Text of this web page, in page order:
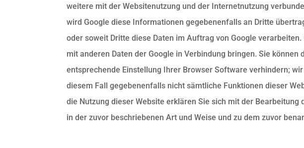
weitere mit der Websitenutzung und der Internetnutzung
wird Google diese Informationen gegebenenfalls an Dritte
oder soweit Dritte diese Daten im Auftrag von Google
mit anderen Daten der Google in Verbindung bringen. Sie können
entsprechende Einstellung Ihrer Browser Software verhindern;
diesem Fall gegebenenfalls nicht sämtliche Funktionen dieser
die Nutzung dieser Website erklären Sie sich mit der Bearbeitung
in der zuvor beschriebenen Art und Weise und zu dem zuvor